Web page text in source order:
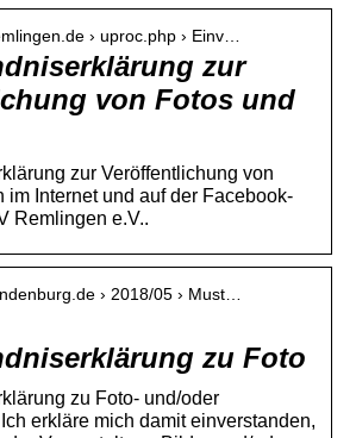
› uproc.php › Einv…
zur
von Fotos und
zur Veröffentlichung von
im Internet und auf der Facebook-
Remlingen e.V..
› 2018/05 › Must…
zu Foto
zu Foto- und/oder
erkläre mich damit einverstanden,